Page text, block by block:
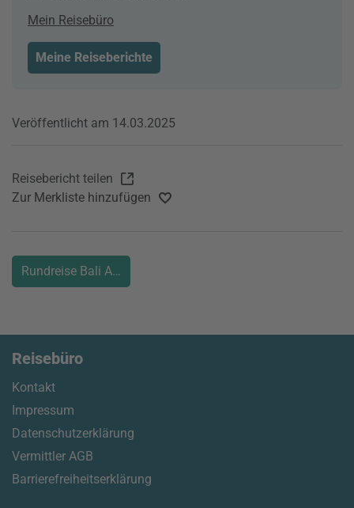
Mein Reisebüro
Meine Reiseberichte
Veröffentlicht am 14.03.2025
Reisebericht teilen
Zur Merkliste hinzufügen
Rundreise Bali Aktivurlaub Kultur Indonesien
Reisebüro
Kontakt
Impressum
Datenschutzerklärung
Vermittler AGB
Barrierefreiheitserklärung